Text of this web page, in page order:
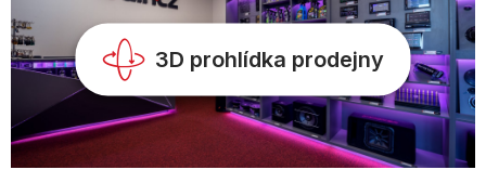
3D prohlídka prodejny